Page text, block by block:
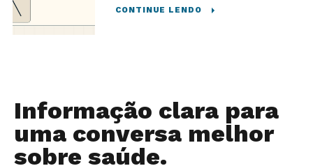
CONTINUE LENDO
Informação clara para
uma conversa melhor
sobre saúde.